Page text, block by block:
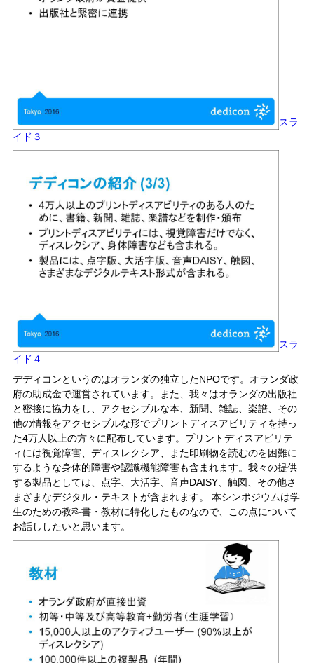
スラ
イド３
スラ
イド４
デディコンというのはオランダの独立したNPOです。オランダ政
府の助成金で運営されています。また、我々はオランダの出版社
と密接に協力をし、アクセシブルな本、新聞、雑誌、楽譜、その
他の情報をアクセシブルな形でプリントディスアビリティを持っ
た4万人以上の方々に配布しています。プリントディスアビリテ
ィには視覚障害、ディスレクシア、また印刷物を読むのを困難に
するような身体的障害や認識機能障害も含まれます。我々の提供
する製品としては、点字、大活字、音声DAISY、触図、その他さ
まざまなデジタル・テキストが含まれます。 本シンポジウムは学
生のための教科書・教材に特化したものなので、この点について
お話ししたいと思います。